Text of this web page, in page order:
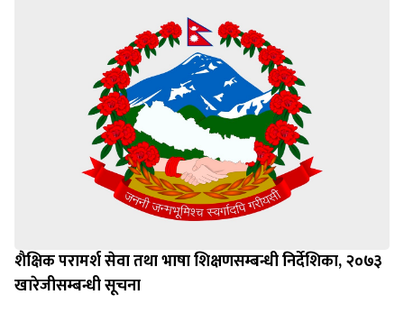
शैक्षिक परामर्श सेवा तथा भाषा शिक्षणसम्बन्धी निर्देशिका, २०७३
खारेजीसम्बन्धी सूचना